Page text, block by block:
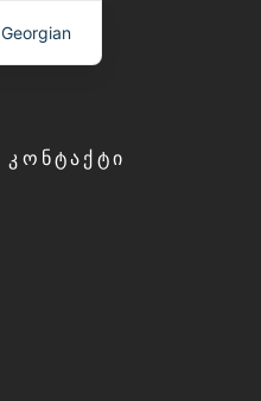
ᲙᲝᲜᲢᲐᲥᲢᲘ
Georgian